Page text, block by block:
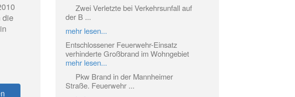
die
Zwei Verletzte bei Verkehrsunfall auf
der B ...
mehr lesen...
Entschlossener Feuerwehr-Einsatz
verhinderte Großbrand im Wohngebiet
mehr lesen...
Pkw Brand in der Mannheimer
Straße. Feuerwehr ...